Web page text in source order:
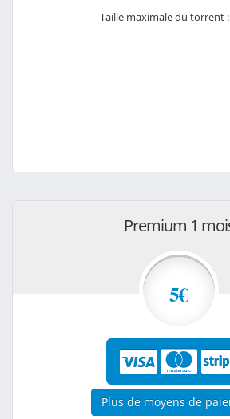
Taille maximale du torrent :
Premium 1
5€
Plus de moyens de